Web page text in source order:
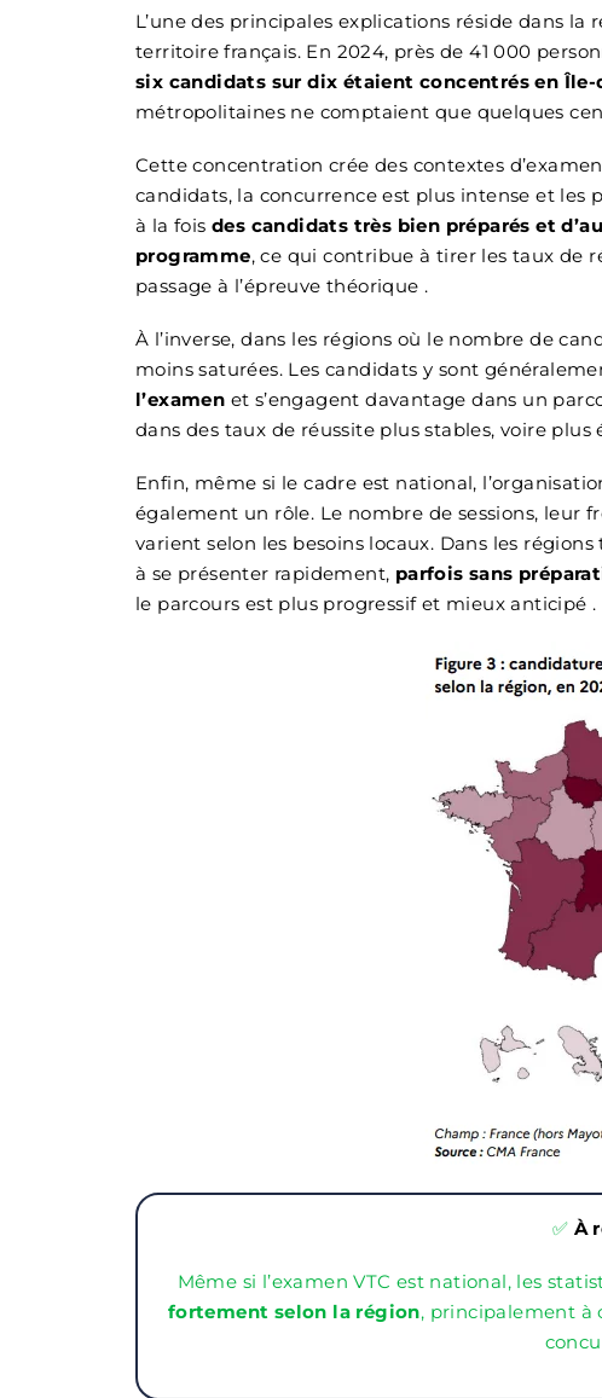
L’une des principales explications réside dans
territoire français. En 2024, près de 41 000
six candidats sur dix étaient concentrés en Île-
métropolitaines ne comptaient que quelques
Cette concentration crée des contextes
candidats, la concurrence est plus intense et
à la fois des candidats très bien préparés et
programme, ce qui contribue à tirer les taux de
passage à l’épreuve théorique .
À l’inverse, dans les régions où le nombre de
moins saturées. Les candidats y sont
l’examen et s’engagent davantage dans un
dans des taux de réussite plus stables, voire plus
Enfin, même si le cadre est national,
également un rôle. Le nombre de sessions, leur
varient selon les besoins locaux. Dans les
à se présenter rapidement, parfois sans
le parcours est plus progressif et mieux anticipé .
✅ À
Même si l’examen VTC est national, les
fortement selon la région, principalement à